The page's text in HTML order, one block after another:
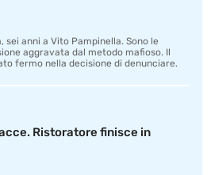
sei anni a Vito Pampinella. Sono le
aggravata dal metodo mafioso. Il
fermo nella decisione di denunciare.
Ristoratore finisce in